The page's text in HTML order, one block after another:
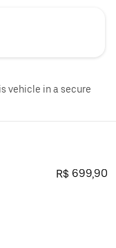
vehicle in a secure
R$ 699,90